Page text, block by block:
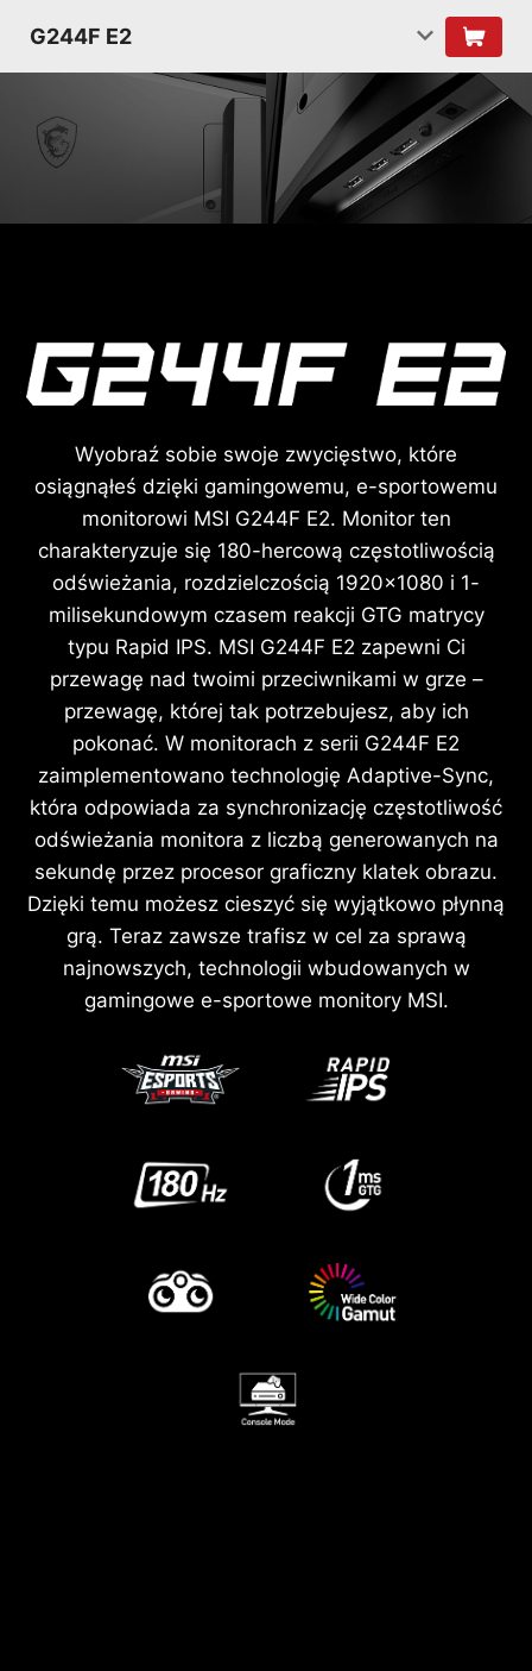
G244F E2
Wyobraź sobie swoje zwycięstwo, które
osiągnąłeś dzięki gamingowemu, e-sportowemu
monitorowi MSI G244F E2. Monitor ten
charakteryzuje się 180-hercową częstotliwością
odświeżania, rozdzielczością 1920x1080 i 1-
milisekundowym czasem reakcji GTG matrycy
typu Rapid IPS. MSI G244F E2 zapewni Ci
przewagę nad twoimi przeciwnikami w grze –
przewagę, której tak potrzebujesz, aby ich
pokonać. W monitorach z serii G244F E2
zaimplementowano technologię Adaptive-Sync,
która odpowiada za synchronizację częstotliwość
odświeżania monitora z liczbą generowanych na
sekundę przez procesor graficzny klatek obrazu.
Dzięki temu możesz cieszyć się wyjątkowo płynną
grą. Teraz zawsze trafisz w cel za sprawą
najnowszych, technologii wbudowanych w
gamingowe e-sportowe monitory MSI.